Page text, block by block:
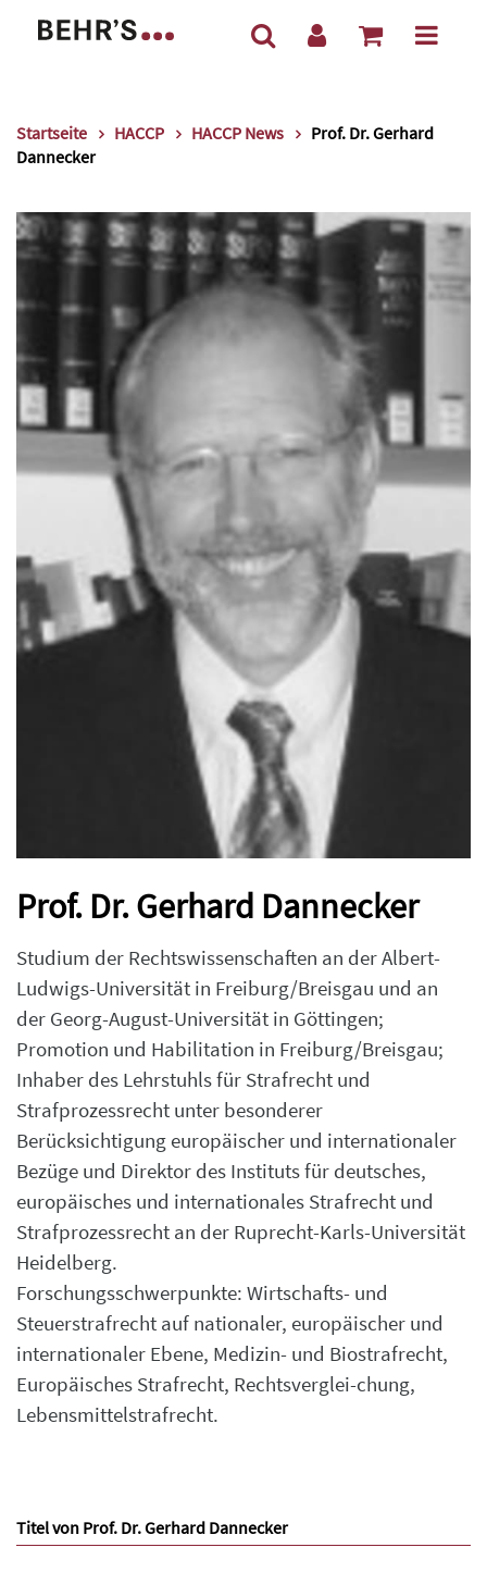
Startseite HACCP HACCP News
Prof. Dr. Gerhard
Dannecker
Prof. Dr. Gerhard Dannecker
Studium der Rechtswissenschaften an der Albert-
Ludwigs-Universität in Freiburg/Breisgau und an
der Georg-August-Universität in Göttingen;
Promotion und Habilitation in Freiburg/Breisgau;
Inhaber des Lehrstuhls für Strafrecht und
Strafprozessrecht unter besonderer
Berücksichtigung europäischer und internationaler
Bezüge und Direktor des Instituts für deutsches,
europäisches und internationales Strafrecht und
Strafprozessrecht an der Ruprecht-Karls-Universität
Heidelberg.
Forschungsschwerpunkte: Wirtschafts- und
Steuerstrafrecht auf nationaler, europäischer und
internationaler Ebene, Medizin- und Biostrafrecht,
Europäisches Strafrecht, Rechtsverglei-chung,
Lebensmittelstrafrecht.
Titel von Prof. Dr. Gerhard Dannecker